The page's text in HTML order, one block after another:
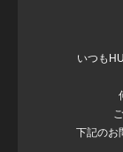
いつも
下記のお